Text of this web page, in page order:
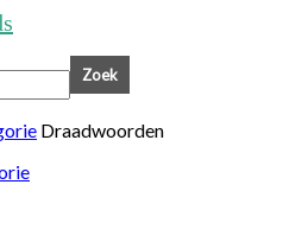
Draadwoorden